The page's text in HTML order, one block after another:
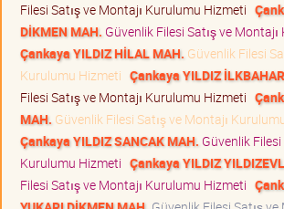
Filesi Satış ve Montajı Kurulumu Hizmeti
DİKMEN MAH. Güvenlik Filesi Satış ve
Çankaya YILDIZ HİLAL MAH. Güvenlik Filesi
Kurulumu Hizmeti Çankaya YILDIZ
Filesi Satış ve Montajı Kurulumu Hizmeti
MAH. Güvenlik Filesi Satış ve Montajı
Çankaya YILDIZ SANCAK MAH. Güvenlik
Kurulumu Hizmeti Çankaya YILDIZ
Filesi Satış ve Montajı Kurulumu Hizmeti